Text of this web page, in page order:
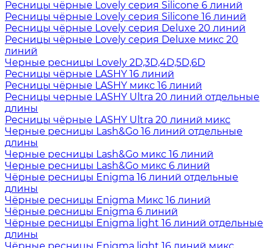
Ресницы чёрные Lovely серия Silicone 6 линий
Ресницы чёрные Lovely серия Silicone 16 линий
Ресницы чёрные Lovely серия Deluxe 20 линий
Ресницы чёрные Lovely серия Deluxe микс 20
линий
Черные ресницы Lovely 2D,3D,4D,5D,6D
Ресницы чёрные LASHY 16 линий
Ресницы чёрные LASHY микс 16 линий
Ресницы черные LASHY Ultra 20 линий отдельные
длины
Ресницы чёрные LASHY Ultra 20 линий микс
Черные ресницы Lash&Go 16 линий отдельные
длины
Черные ресницы Lash&Go микс 16 линий
Черные ресницы Lash&Go микс 6 линий
Чёрные ресницы Enigma 16 линий отдельные
длины
Чёрные ресницы Enigma Микс 16 линий
Чёрные ресницы Enigma 6 линий
Чёрные ресницы Enigma light 16 линий отдельные
длины